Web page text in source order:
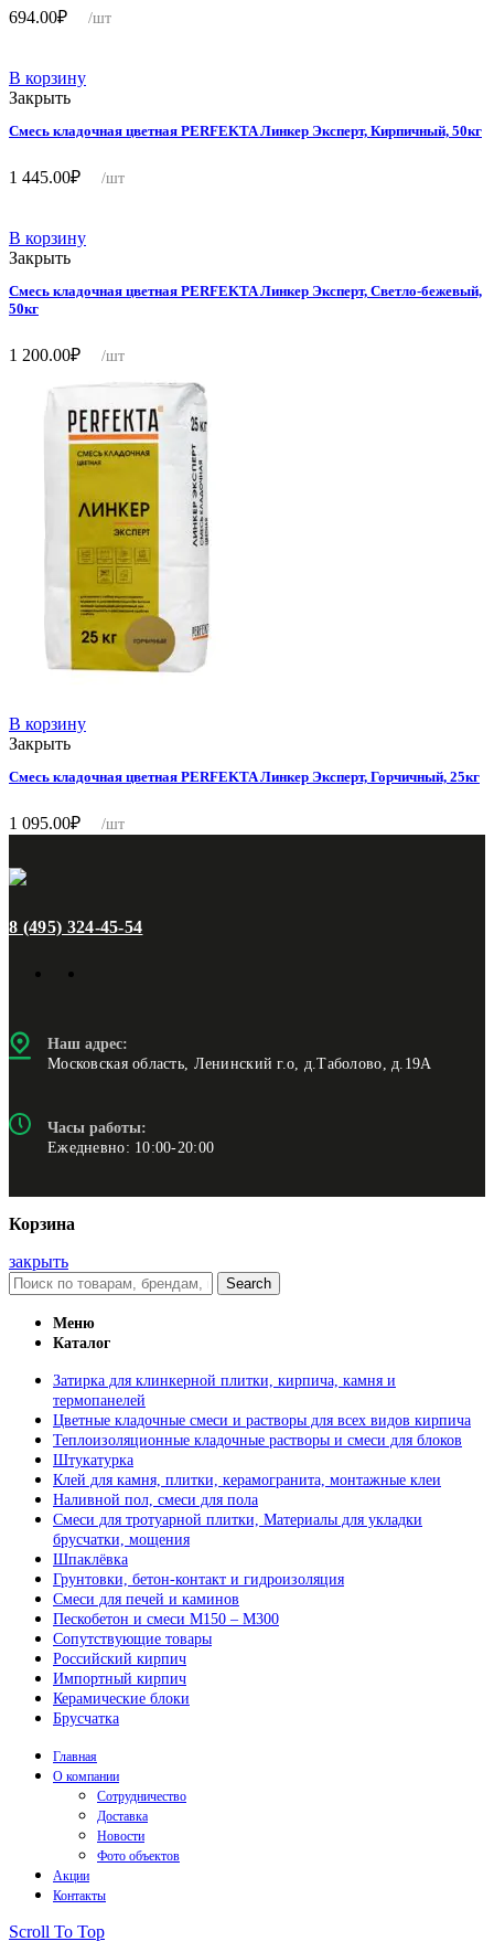
694.00₽ /шт
В корзину
Закрыть
Смесь кладочная цветная PERFEKTA Линкер Эксперт, Кирпичный, 50кг
1 445.00₽ /шт
В корзину
Закрыть
Смесь кладочная цветная PERFEKTA Линкер Эксперт, Светло-бежевый,
50кг
1 200.00₽ /шт
В корзину
Закрыть
Смесь кладочная цветная PERFEKTA Линкер Эксперт, Горчичный, 25кг
1 095.00₽ /шт
8 (495) 324-45-54
Наш адрес:
Московская область, Ленинский г.о, д.Таболово, д.19А
Часы работы:
Ежедневно: 10:00-20:00
Корзина
закрыть
Search
Меню
Каталог
Затирка для клинкерной плитки, кирпича, камня и
термопанелей
Цветные кладочные смеси и растворы для всех видов кирпича
Теплоизоляционные кладочные растворы и смеси для блоков
Штукатурка
Клей для камня, плитки, керамогранита, монтажные клеи
Наливной пол, смеси для пола
Смеси для тротуарной плитки, Материалы для укладки
брусчатки, мощения
Шпаклёвка
Грунтовки, бетон-контакт и гидроизоляция
Смеси для печей и каминов
Пескобетон и смеси М150 – М300
Сопутствующие товары
Российский кирпич
Импортный кирпич
Керамические блоки
Брусчатка
Главная
О компании
Сотрудничество
Доставка
Новости
Фото объектов
Акции
Контакты
Scroll To Top